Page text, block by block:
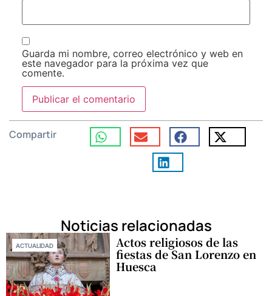
Guarda mi nombre, correo electrónico y web en
este navegador para la próxima vez que
comente.
Compartir
Noticias relacionadas
ACTUALIDAD Actos religiosos de las
fiestas de San Lorenzo en
Huesca